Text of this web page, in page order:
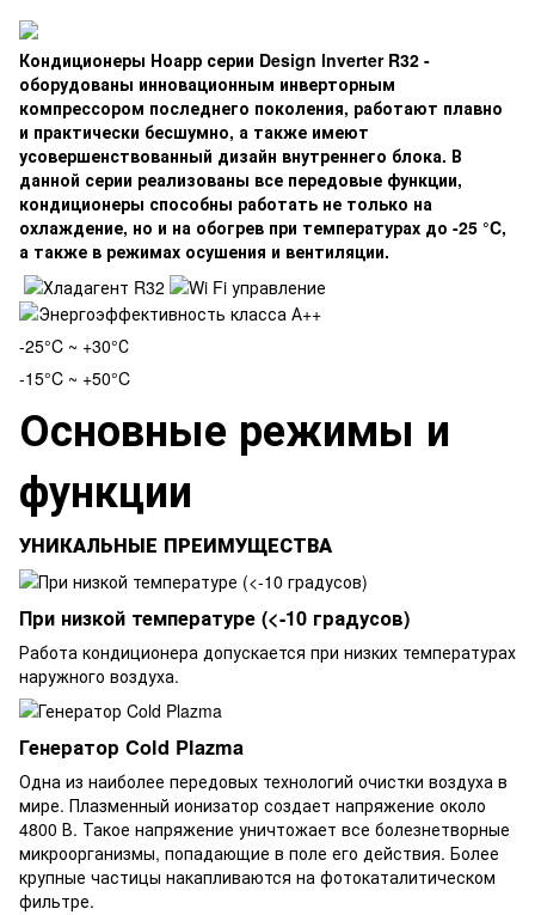
Кондиционеры Ноарр серии Design lnverter R32 -
оборудованы инновационным инверторным
компрессором последнего поколения, работают плавно
и практически бесшумно, а также имеют
усовершенствованный дизайн внутреннего блока. В
данной серии реализованы все передовые функции,
кондиционеры способны работать не только на
охлаждение, но и на обогрев при температурах до -25 °C,
а также в режимах осушения и вентиляции.
-25°C ~ +30°С
-15°C ~ +50°C
Основные режимы и
функции
УНИКАЛЬНЫЕ ПРЕИМУЩЕСТВА
При низкой температуре (<-10 градусов)
Работа кондиционера допускается при низких температурах
наружного воздуха.
Генератор Cold Plazma
Одна из наиболее передовых технологий очистки воздуха в
мире. Плазменный ионизатор создает напряжение около
4800 В. Такое напряжение уничтожает все болезнетворные
микроорганизмы, попадающие в поле его действия. Более
крупные частицы накапливаются на фотокаталитическом
фильтре.